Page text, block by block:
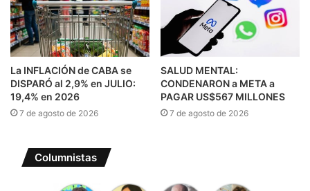
La INFLACIÓN de CABA se
DISPARÓ al 2,9% en JULIO:
19,4% en 2026
7 de agosto de 2026
SALUD MENTAL:
CONDENARON a META a
PAGAR US$567 MILLONES
7 de agosto de 2026
Columnistas